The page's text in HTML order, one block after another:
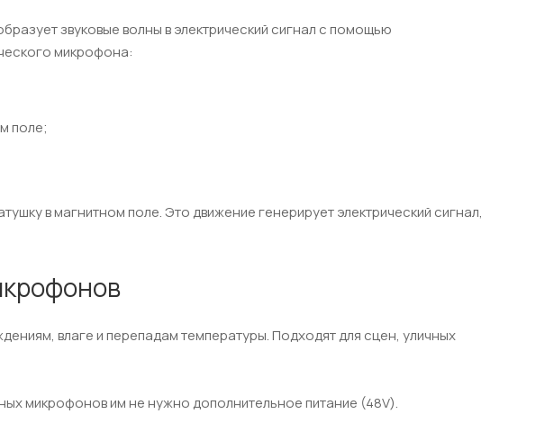
звуковые волны в электрический сигнал с помощью
микрофона:
поле;
в магнитном поле. Это движение генерирует электрический сигнал,
влаге и перепадам температуры. Подходят для сцен, уличных
микрофонов им не нужно дополнительное питание (48V).